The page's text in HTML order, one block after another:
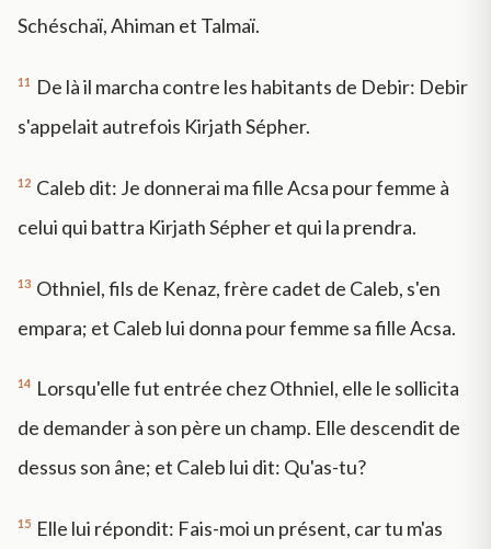
Schéschaï, Ahiman et Talmaï.
11
De là il marcha contre les habitants de Debir: Debir
s'appelait autrefois Kirjath Sépher.
12 Caleb dit: Je donnerai ma fille Acsa pour femme à
celui qui battra Kirjath Sépher et qui la prendra.
13 Othniel, fils de Kenaz, frère cadet de Caleb, s'en
empara; et Caleb lui donna pour femme sa fille Acsa.
14 Lorsqu'elle fut entrée chez Othniel, elle le sollicita
de demander à son père un champ. Elle descendit de
dessus son âne; et Caleb lui dit: Qu'as-tu?
15 Elle lui répondit: Fais-moi un présent, car tu m'as